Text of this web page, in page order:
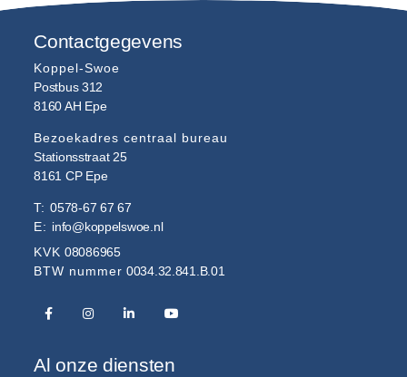
Contactgegevens
Koppel-Swoe
Postbus 312
8160 AH Epe
Bezoekadres centraal bureau
Stationsstraat 25
8161 CP Epe
T:0578-67 67 67
E: info@koppelswoe.nl
KVK 08086965
BTW nummer 0034.32.841.B.01
Al onze diensten